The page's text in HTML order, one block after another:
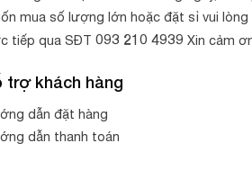
mua số lượng lớn hoặc đặt sỉ vui lòng
tiếp qua SĐT 093 210 4939 Xin cảm
trợ khách hàng
dẫn đặt hàng
dẫn thanh toán